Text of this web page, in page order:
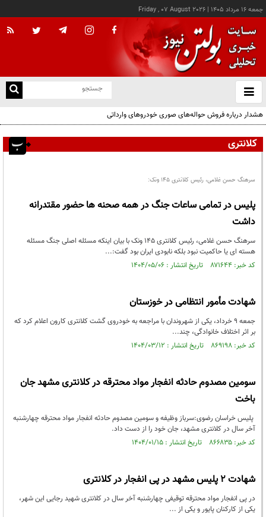
جمعه ۱۶ مرداد ۱۴۰۵ |
Friday , 07 August 2026
باز
و
هشدار درباره فروش حواله‌های صوری خودروهای وارداتی
کلانتری
سرهنگ حسن غلامی، رئیس کلانتری 145 ونک:
پلیس در تمامی ساعات جنگ در همه صحنه ها حضور مقتدرانه
داشت
سرهنگ حسن غلامی، رئیس کلانتری 145 ونک با بیان اینکه مسئله اصلی جنگ مسئله
هسته ای یا حاکمیت نبود بلکه نابودی ایران بود گفت:...
کد خبر: ۸۷۱۶۴۴ تاریخ انتشار : ۱۴۰۴/۰۵/۰۶
شهادت مأمور انتظامی در خوزستان
جمعه ۹ خرداد، یکی از شهروندان با مراجعه به خودروی گشت کلانتری کارون اعلام کرد که
بر اثر اختلاف خانوادگی، چند...
کد خبر: ۸۶۹۱۹۸ تاریخ انتشار : ۱۴۰۴/۰۳/۱۲
سومین مصدوم‌ حادثه انفجار مواد محترقه در کلانتری مشهد جان
باخت
پلیس خراسان رضوی:سرباز وظیفه و سومین مصدوم‌ حادثه انفجار مواد محترقه چهارشنبه
آخر سال در کلانتری مشهد، جان خود را از دست داد.
کد خبر: ۸۶۶۸۳۵ تاریخ انتشار : ۱۴۰۴/۰۱/۱۵
شهادت ۲ پلیس مشهد در پی انفجار در کلانتری
در پی انفجار مواد محترقه توقیفی چهارشنبه آخر سال در کلانتری شهید رجایی این شهر،
یکی از کارکنان پایور و یکی از ...